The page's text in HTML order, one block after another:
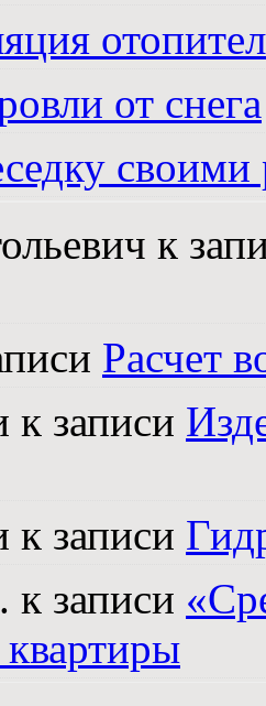
от снега
своими
к
Расчет
к записи
к записи
записи